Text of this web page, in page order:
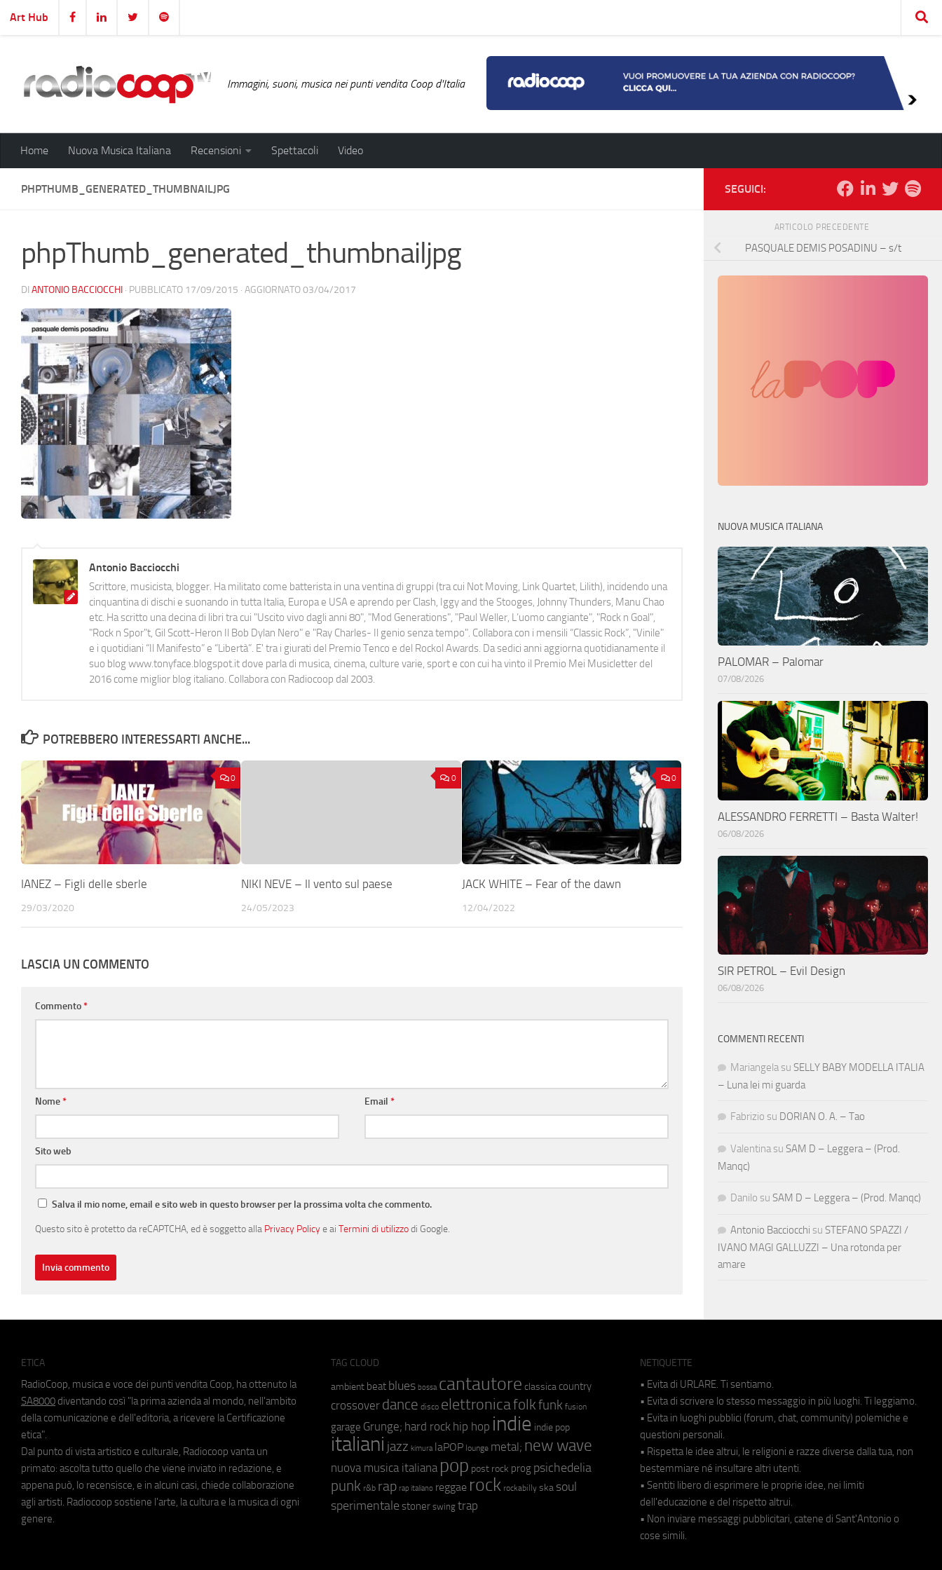
Salta al contenuto
Art Hub
Immagini, suoni, musica nei punti vendita Coop d'Italia
Home Nuova Musica Italiana Recensioni Spettacoli Video
PHPTHUMB_GENERATED_THUMBNAILJPG
phpThumb_generated_thumbnailjpg
DI ANTONIO BACCIOCCHI · PUBBLICATO 17/09/2015 · AGGIORNATO03/04/2017
Antonio Bacciocchi
Scrittore, musicista, blogger. Ha militato come batterista in una ventina di gruppi (tra cui Not Moving, Link Quartet, Lilith), incidendo una
cinquantina di dischi e suonando in tutta Italia, Europa e USA e aprendo per Clash, Iggy and the Stooges, Johnny Thunders, Manu Chao
etc. Ha scritto una decina di libri tra cui "Uscito vivo dagli anni 80", "Mod Generations", "Paul Weller, L’uomo cangiante", "Rock n Goal",
"Rock n Spor"t, Gil Scott-Heron Il Bob Dylan Nero" e "Ray Charles- Il genio senza tempo". Collabora con i mensili “Classic Rock”, "Vinile"
e i quotidiani “Il Manifesto” e “Libertà”. E' tra i giurati del Premio Tenco e del Rockol Awards. Da sedici anni aggiorna quotidianamente il
suo blog www.tonyface.blogspot.it dove parla di musica, cinema, culture varie, sport e con cui ha vinto il Premio Mei Musicletter del
2016 come miglior blog italiano. Collabora con Radiocoop dal 2003.
POTREBBERO INTERESSARTI ANCHE...
0
IANEZ – Figli delle sberle
29/03/2020
0
NIKI NEVE – Il vento sul paese
24/05/2023
0
JACK WHITE – Fear of the dawn
12/04/2022
LASCIA UN COMMENTO
Commento*
Nome* Email*
Sito web
Salva il mio nome, email e sito web in questo browser per la prossima volta che commento.
Questo sito è protetto da reCAPTCHA, ed è soggetto alla Privacy Policye ai Termini di utilizzodi Google.
SEGUICI:
ARTICOLO PRECEDENTE
PASQUALE DEMIS POSADINU – s/t
NUOVA MUSICA ITALIANA
PALOMAR – Palomar
07/08/2026
ALESSANDRO FERRETTI – Basta Walter!
06/08/2026
SIR PETROL – Evil Design
06/08/2026
COMMENTI RECENTI
Mariangela su SELLY BABY MODELLA ITALIA
– Luna lei mi guarda
Fabrizio su DORIAN O. A. – Tao
Valentina su SAM D – Leggera – (Prod.
Manqc)
Danilo su SAM D – Leggera – (Prod. Manqc)
Antonio Bacciocchi su STEFANO SPAZZI /
IVANO MAGI GALLUZZI – Una rotonda per
amare
ETICA
RadioCoop, musica e voce dei punti vendita Coop, ha ottenuto la
SA8000 diventando così "la prima azienda al mondo, nell'ambito
della comunicazione e dell'editoria, a ricevere la Certificazione
etica".
Dal punto di vista artistico e culturale, Radiocoop vanta un
primato: ascolta tutto quello che viene inviato in redazione, e
appena può, lo recensisce, e in alcuni casi, chiede collaborazione
agli artisti. Radiocoop sostiene l'arte, la cultura e la musica di ogni
genere.
TAG CLOUD
ambient beat blues bossa cantautore classica country
crossover dance disco elettronicafolkfunk fusion
garage Grunge; hard rock hip hop indie indie pop
italiani jazz kimura laPOP lounge metal; new wave
nuova musica italiana pop post rock prog psichedelia
punk r&b rap rap italiano reggae rock rockabilly ska soul
sperimentale stoner swing trap
NETIQUETTE
• Evita di URLARE. Ti sentiamo.
• Evita di scrivere lo stesso messaggio in più luoghi. Ti leggiamo.
• Evita in luoghi pubblici (forum, chat, community) polemiche e
questioni personali.
• Rispetta le idee altrui, le religioni e razze diverse dalla tua, non
bestemmiare né insultare altri utenti.
• Sentiti libero di esprimere le proprie idee, nei limiti
dell'educazione e del rispetto altrui.
• Non inviare messaggi pubblicitari, catene di Sant'Antonio o
cose simili.